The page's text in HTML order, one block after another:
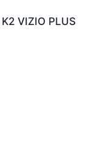
VIZIO PLUS